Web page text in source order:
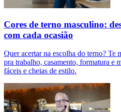
Cores de terno masculino:
com cada ocasião
Quer acertar na escolha do terno? Te
pra trabalho, casamento, formatura e
fáceis e cheias de estilo.